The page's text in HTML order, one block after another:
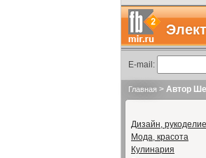
E-mail:
Главная > Автор
Дизайн,
Мода, красота
Кулинария